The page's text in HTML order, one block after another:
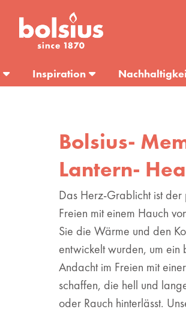
Inspiration
Bolsius-
Lantern-
Das Herz-Grablicht ist
Freien mit einem Hauch
Sie die Wärme und den
entwickelt wurden, um ein
Andacht im Freien mit
schaffen, die hell und
oder Rauch hinterlässt.